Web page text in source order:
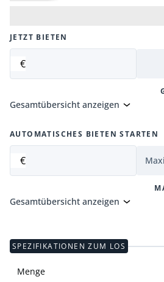
JETZT BIETEN
€
Gesamtübersicht anzeigen
AUTOMATISCHES BIETEN STARTEN
€
Gesamtübersicht anzeigen
SPEZIFIKATIONEN ZUM LOS
Menge